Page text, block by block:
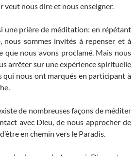
veut nous dire et nous enseigner.
une prière de méditation: en répétant
nous sommes invités à repenser et à
que nous avons proclamé. Mais nous
arrêter sur une expérience spirituelle
qui nous ont marqués en participant à
de nombreuses façons de méditer
avec Dieu, de nous approcher de
en chemin vers le Paradis.